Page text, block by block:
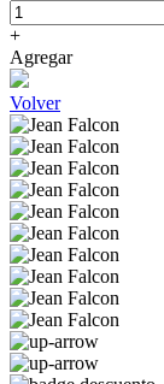
+
Agregar
Volver